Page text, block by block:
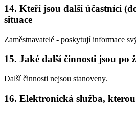
14. Kteří jsou další účastníci
situace
Zaměstnavatelé - poskytují informace
15. Jaké další činnosti jsou po
Další činnosti nejsou stanoveny.
16. Elektronická služba,